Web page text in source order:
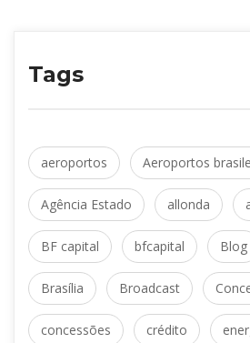
Tag
aeroporto Aeroportos
Agência Estado allonda
BF capital bfcapital Blog
Brasília Broadcast
concessõe crédito